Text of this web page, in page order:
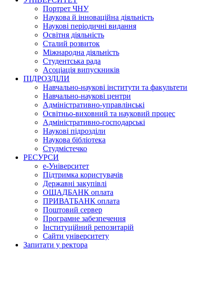
Портрет ЧНУ
Наукова й інноваційна діяльність
Наукові періодичні видання
Освітня діяльність
Сталий розвиток
Міжнародна діяльність
Студентська рада
Асоціація випускників
ПІДРОЗДІЛИ
Навчально-наукові інститути та факультети
Навчально-наукові центри
Адміністративно-управлінські
Освітньо-виховний та науковий процес
Адміністративно-господарські
Наукові підрозділи
Наукова бібліотека
Студмістечко
РЕСУРСИ
е-Університет
Підтримка користувачів
Державні закупівлі
ОЩАДБАНК оплата
ПРИВАТБАНК оплата
Поштовий сервер
Програмне забезпечення
Інституційний репозитарій
Сайти університету
Запитати у ректора